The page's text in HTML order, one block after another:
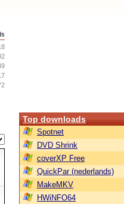
Top downloads
Spotnet
DVD Shrink
coverXP Free
QuickPar (nederlands)
MakeMKV
HWiNFO64